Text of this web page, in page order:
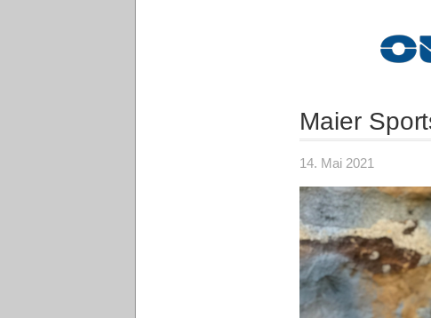
Maier
14. Mai 2021